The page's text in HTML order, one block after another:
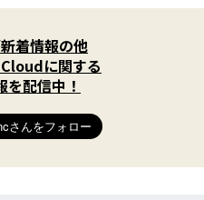
X
T
w
i
t
t
e
r
)
着情報の他
に関する
を配信中！